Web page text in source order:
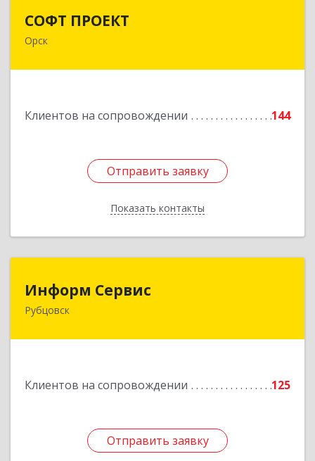
СОФТ ПРОЕКТ
Орск
Клиентов на сопровождении 144
Отправить заявку
Показать контакты
Отправить заявку
Назад
Информ Сервис
Рубцовск
Клиентов на сопровождении 125
Отправить заявку
658204, Алтайский край, Рубцовск г, Алтайская
Отправить заявку